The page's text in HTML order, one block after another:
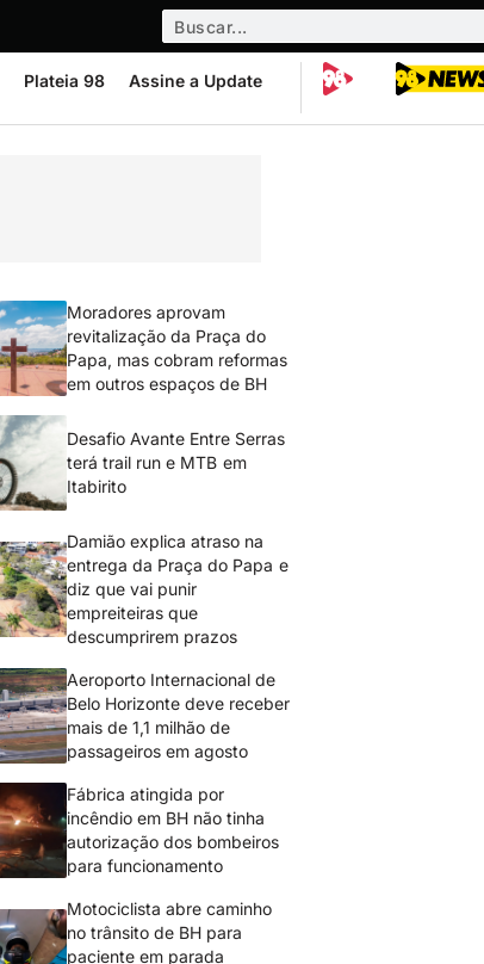
Plateia 98 Assine a Update
Moradores aprovam
revitalização da Praça do
Papa, mas cobram reformas
em outros espaços de BH
Desafio Avante Entre Serras
terá trail run e MTB em
Itabirito
Damião explica atraso na
entrega da Praça do Papa e
diz que vai punir
empreiteiras que
descumprirem prazos
Aeroporto Internacional de
Belo Horizonte deve receber
mais de 1,1 milhão de
passageiros em agosto
Fábrica atingida por
incêndio em BH não tinha
autorização dos bombeiros
para funcionamento
Motociclista abre caminho
no trânsito de BH para
paciente em parada